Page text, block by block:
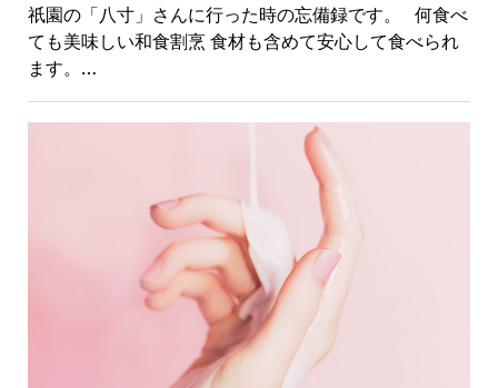
祇園の「八寸」さんに行った時の忘備録です。 何食べ
ても美味しい和食割烹 食材も含めて安心して食べられ
ます。…